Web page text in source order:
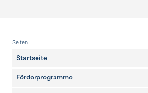
Fusszeile
Seiten
Startseite
Förderprogramme